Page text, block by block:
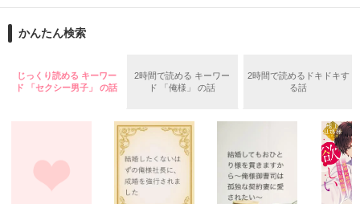
2026.6.5～2026.7.25
＊以前、公開していた話の改稿版です＊
作品を読む
ションの企画戦略室で働いている。
めた、同期で恋人の石垣守（26）がいるのだが、後輩の姫原由
いた。
守と由羅から『便利屋雛子』と馬鹿にされ、一人こっそり泣い
た上、同居まで提案してきて──？
鷹哉『宜しくな、俺の雛子』🦅
雛子『俺の……ひぃ、雛子？！！！』🐥
かんたん検索
じっくり読める キーワー
ド 「セクシー男子」 の話
2時間で読める キーワー
ド 「俺様」 の話
2時間で読めるドキドキす
る話